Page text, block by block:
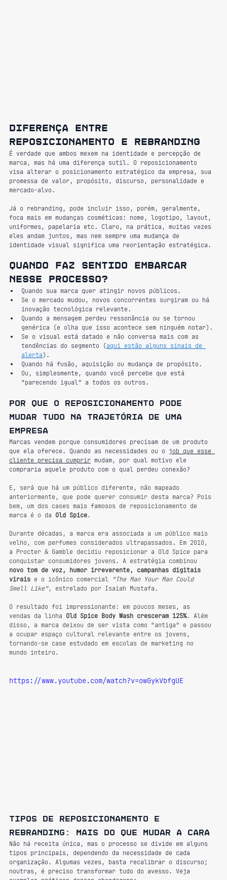
Diferença entre
reposicionamento e rebranding
É verdade que ambos mexem na identidade e percepção de
marca, mas há uma diferença sutil. O reposicionamento
visa alterar o posicionamento estratégico da empresa, sua
promessa de valor, propósito, discurso, personalidade e
mercado-alvo.
Já o rebranding, pode incluir isso, porém, geralmente,
foca mais em mudanças cosméticas: nome, logotipo, layout,
uniformes, papelaria etc. Claro, na prática, muitas vezes
eles andam juntos, mas nem sempre uma mudança de
identidade visual significa uma reorientação estratégica.
Quando faz sentido embarcar
nesse processo?
Quando sua marca quer atingir novos públicos.
Se o mercado mudou, novos concorrentes surgiram ou há
inovação tecnológica relevante.
Quando a mensagem perdeu ressonância ou se tornou
genérica (e olha que isso acontece sem ninguém notar).
Se o visual está datado e não conversa mais com as
tendências do segmento (aqui estão alguns sinais de
alerta).
Quando há fusão, aquisição ou mudança de propósito.
Ou, simplesmente, quando você percebe que está
“parecendo igual” a todos os outros.
Por que o reposicionamento pode
mudar tudo na trajetória de uma
empresa
Marcas vendem porque consumidores precisam de um produto
que ela oferece. Quando as necessidades ou o job que esse
cliente precisa cumprir mudam, por qual motivo ele
compraria aquele produto com o qual perdeu conexão?
E, será que há um público diferente, não mapeado
anteriormente, que pode querer consumir desta marca? Pois
bem, um dos cases mais famosos de reposicionamento de
marca é o da Old Spice.
Durante décadas, a marca era associada a um público mais
velho, com perfumes considerados ultrapassados. Em 2010,
a Procter & Gamble decidiu reposicionar a Old Spice para
conquistar consumidores jovens. A estratégia combinou
novo tom de voz, humor irreverente, campanhas digitais
virais e o icônico comercial
“The Man Your Man Could
Smell Like”, estrelado por Isaiah Mustafa.
O resultado foi impressionante: em poucos meses, as
vendas da linha Old Spice Body Wash cresceram 125%. Além
disso, a marca deixou de ser vista como “antiga” e passou
a ocupar espaço cultural relevante entre os jovens,
tornando-se case estudado em escolas de marketing no
mundo inteiro.
https://www.youtube.com/watch?v=owGykVbfgUE
Tipos de reposicionamento e
rebranding: mais do que mudar a cara
Não há receita única, mas o processo se divide em alguns
tipos principais, dependendo da necessidade de cada
organização. Algumas vezes, basta recalibrar o discurso;
noutras, é preciso transformar tudo do avesso. Veja